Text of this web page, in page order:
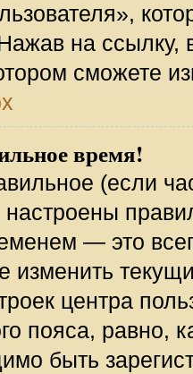
на ссылку,
сможете
время!
(если
— это
изменить
центра
пояса, равно,
быть